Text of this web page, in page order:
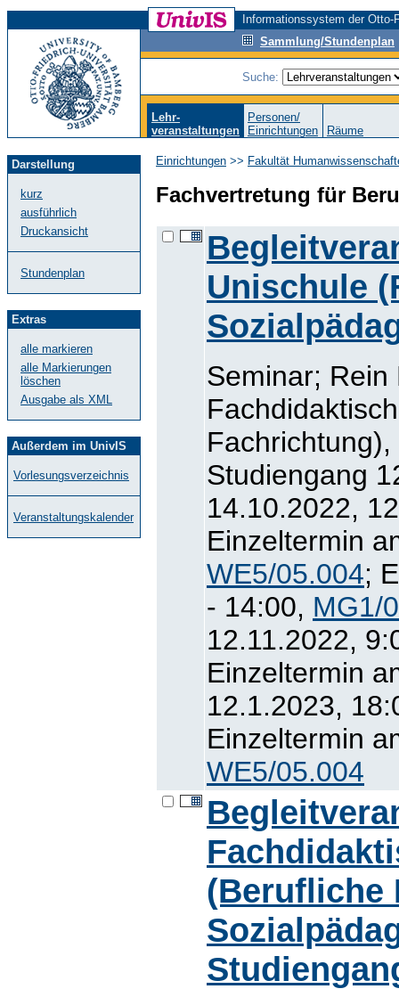
Informationssystem der
Sammlung/Stundenplan
Suche:
Lehr-
veranstaltungen
Personen/
Einrichtungen
Räume
Darstellung
kurz
ausführlich
Druckansicht
Stundenplan
Extras
alle markieren
alle Markierungen
löschen
Ausgabe als XML
Außerdem im UnivIS
Vorlesungsverzeichnis
Veranstaltungskalender
Einrichtungen >> Fakultät
Fachvertretung für
Unischule
Seminar; Rein
Studiengang
14.10.2022,
Einzeltermin
WE5/05.004;
- 14:00, MG1/
12.11.2022,
Einzeltermin
12.1.2023,
Einzeltermin
WE5/05.004
(Berufliche